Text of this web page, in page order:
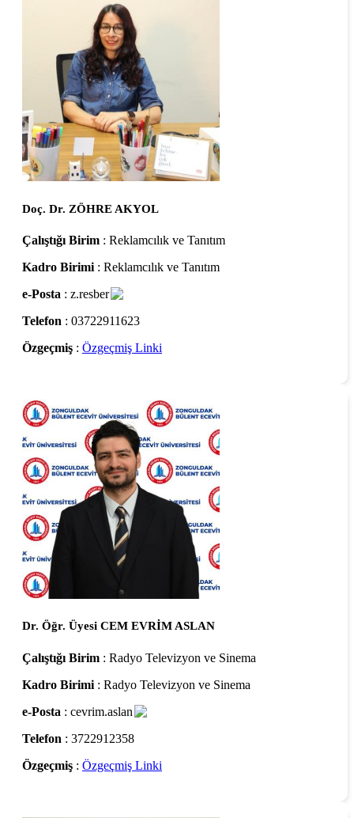
Doç. Dr. ZÖHRE AKYOL
Çalıştığı Birim : Reklamcılık ve Tanıtım
Kadro Birimi : Reklamcılık ve Tanıtım
e-Posta : z.resber
Telefon : 03722911623
Özgeçmiş : Özgeçmiş Linki
Dr. Öğr. Üyesi CEM EVRİM ASLAN
Çalıştığı Birim : Radyo Televizyon ve Sinema
Kadro Birimi : Radyo Televizyon ve Sinema
e-Posta : cevrim.aslan
Telefon : 3722912358
Özgeçmiş : Özgeçmiş Linki